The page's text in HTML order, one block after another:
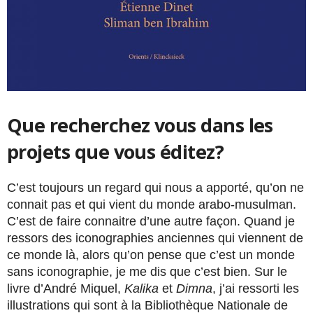
Que recherchez vous dans les
projets que vous éditez?
C’est toujours un regard qui nous a apporté, qu’on ne
connait pas et qui vient du monde arabo-musulman.
C’est de faire connaitre d’une autre façon. Quand je
ressors des iconographies anciennes qui viennent de
ce monde là, alors qu’on pense que c’est un monde
sans iconographie, je me dis que c’est bien. Sur le
livre d’André Miquel, Kalika et Dimna, j’ai ressorti les
illustrations qui sont à la Bibliothèque Nationale de